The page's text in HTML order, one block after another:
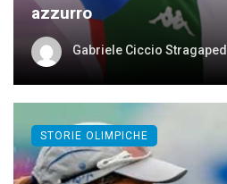
azzurro
Gabriele Ciccio
STORIE OLIMPICHE